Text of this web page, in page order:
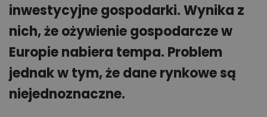
inwestycyjne gospodarki. Wynika z
nich, że ożywienie gospodarcze w
Europie nabiera tempa. Problem
jednak w tym, że dane rynkowe są
niejednoznaczne.